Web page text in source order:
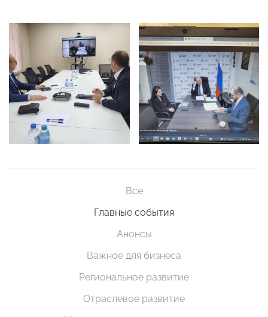
Все
Главные события
Анонсы
Важное для бизнеса
Региональное развитие
Отраслевое развитие